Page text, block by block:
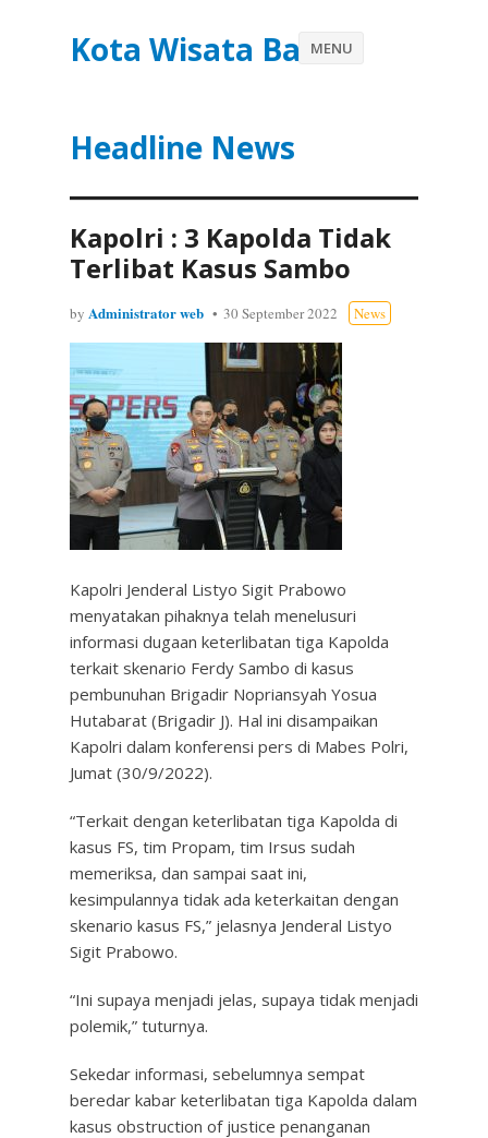
Kota Wisata Batu
Headline News
MENU
Kapolri : 3 Kapolda Tidak
Terlibat Kasus Sambo
by Administrator web 30 September 2022 News
Kapolri Jenderal Listyo Sigit Prabowo
menyatakan pihaknya telah menelusuri
informasi dugaan keterlibatan tiga Kapolda
terkait skenario Ferdy Sambo di kasus
pembunuhan Brigadir Nopriansyah Yosua
Hutabarat (Brigadir J). Hal ini disampaikan
Kapolri dalam konferensi pers di Mabes Polri,
Jumat (30/9/2022).
“Terkait dengan keterlibatan tiga Kapolda di
kasus FS, tim Propam, tim Irsus sudah
memeriksa, dan sampai saat ini,
kesimpulannya tidak ada keterkaitan dengan
skenario kasus FS,” jelasnya Jenderal Listyo
Sigit Prabowo.
“Ini supaya menjadi jelas, supaya tidak menjadi
polemik,” tuturnya.
Sekedar informasi, sebelumnya sempat
beredar kabar keterlibatan tiga Kapolda dalam
kasus obstruction of justice penanganan